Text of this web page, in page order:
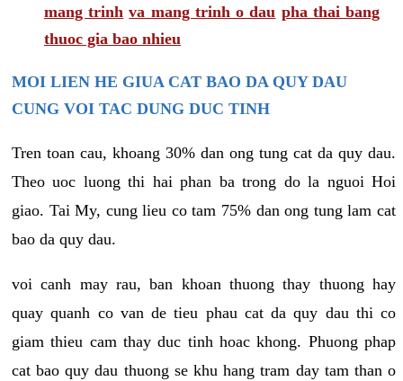
mang trinh va mang trinh o dau pha thai bang
thuoc gia bao nhieu
MOI LIEN HE GIUA CAT BAO DA QUY DAU
CUNG VOI TAC DUNG DUC TINH
Tren toan cau, khoang 30% dan ong tung cat da quy dau.
Theo uoc luong thi hai phan ba trong do la nguoi Hoi
giao. Tai My, cung lieu co tam 75% dan ong tung lam cat
bao da quy dau.
voi canh may rau, ban khoan thuong thay thuong hay
quay quanh co van de tieu phau cat da quy dau thi co
giam thieu cam thay duc tinh hoac khong. Phuong phap
cat bao quy dau thuong se khu hang tram day tam than o